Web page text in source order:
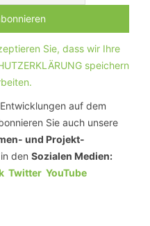
Sie, dass wir Ihre
speichern
auf dem
Sie auch unsere
und Projekt-
den Sozialen Medien:
Twitter YouTube